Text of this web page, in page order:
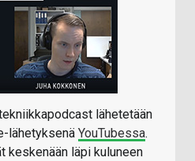
lähetetään
lähetyksenä YouTubessa.
keskenään läpi kuluneen